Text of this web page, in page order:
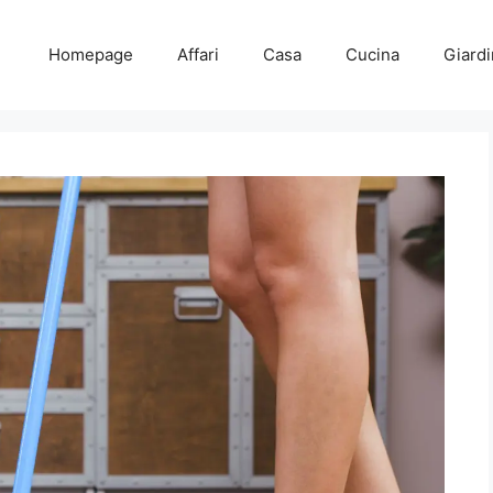
Homepage Affari Casa Cucina